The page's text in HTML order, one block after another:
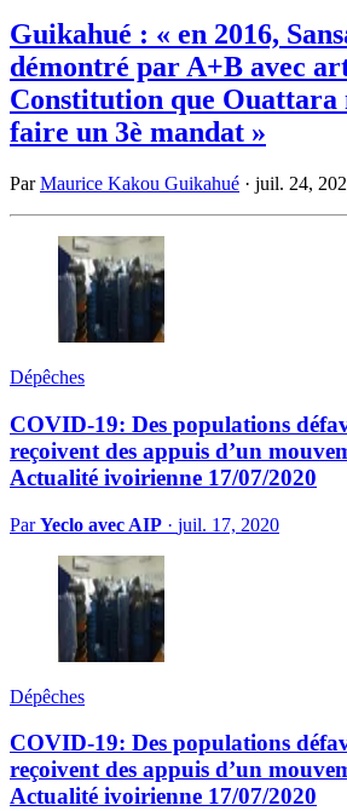
Guikahué : « en 2016,
démontré par A+B avec
Constitution que Ouattara
faire un 3è mandat »
ParMaurice Kakou Guikahué · juil. 24,
Dépêches
COVID-19: Des populations
reçoivent des appuis d’un
Actualité ivoirienne 17/07/2020
ParYeclo avec AIP · juil. 17, 2020
Dépêches
COVID-19: Des populations
reçoivent des appuis d’un
Actualité ivoirienne 17/07/2020